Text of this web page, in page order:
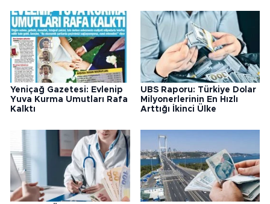
Yeniçağ Gazetesi: Evlenip
Yuva Kurma Umutları Rafa
Kalktı
UBS Raporu: Türkiye Dolar
Milyonerlerinin En Hızlı
Arttığı İkinci Ülke